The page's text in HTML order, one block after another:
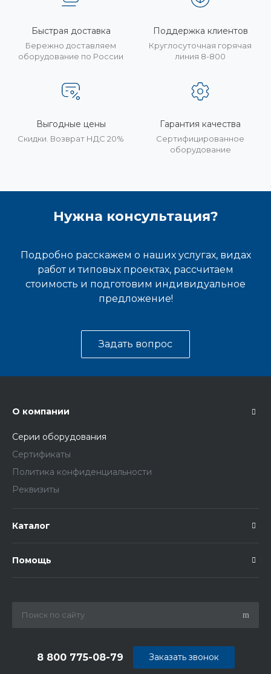
Быстрая доставка
Бережно доставляем
оборудование по России
Поддержка клиентов
Круглосуточная горячая
линия 8-800
Выгодные цены
Скидки. Возврат НДС 20%
Гарантия качества
Сертифицированное
оборудование
Нужна консультация?
Подробно расскажем о наших услугах, видах
работ и типовых проектах, рассчитаем
стоимость и подготовим индивидуальное
предложение!
Задать вопрос
О компании
Серии оборудования
Сертификаты
Политика конфиденциальности
Реквизиты
Каталог
Помощь
8 800 775-08-79 Заказать звонок